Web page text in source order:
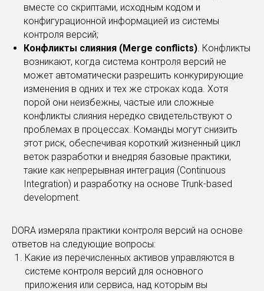
вместе со скриптами, исходным кодом и
конфигурационной информацией из системы
контроля версий;
Конфликты слияния (Merge conflicts). Конфликты
возникают, когда система контроля версий не
может автоматически разрешить конкурирующие
изменения в одних и тех же строках кода. Хотя
порой они неизбежны, частые или сложные
конфликты слияния нередко свидетельствуют о
проблемах в процессах. Команды могут снизить
этот риск, обеспечивая короткий жизненный цикл
веток разработки и внедряя базовые практики,
такие как непрерывная интеграция (Continuous
Integration) и разработку на основе Trunk-based
development.
DORA измеряла практики контроля версий на основе
ответов на следующие вопросы:
Какие из перечисленных активов управляются в
системе контроля версий для основного
приложения или сервиса, над которым вы